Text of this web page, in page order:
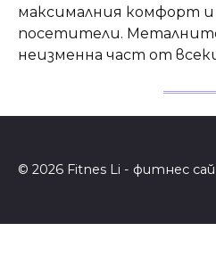
максималния комфорт и
посетители.
неизменна част от
© 2026 Fitnes Li - фитнес